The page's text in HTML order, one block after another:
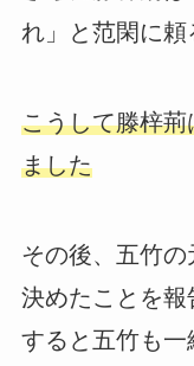
れ」と范閑に頼
こうして滕梓
ました
その後、五竹
決めたことを報
すると五竹も一